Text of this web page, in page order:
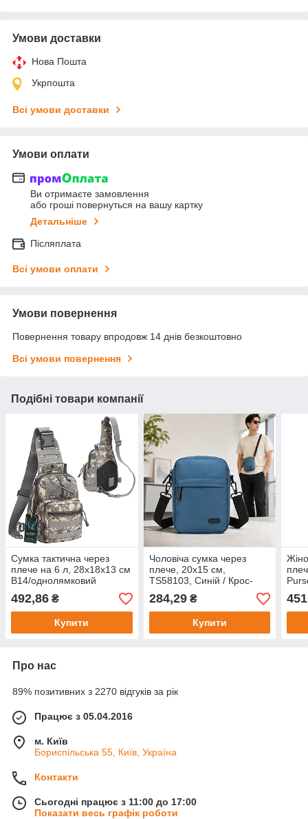
Умови доставки
Нова Пошта
Укрпошта
Всі умови доставки
Умови оплати
Ви отримаєте замовлення
або гроші повернуться на вашу картку
Детальніше
Післяплата
Всі умови оплати
Умови повернення
Повернення товару впродовж 14 днів безкоштовно
Всі умови повернення
Подібні товари компанії
Сумка тактична через
плече на 6 л, 28х18х13 см
B14/однолямковий
тактичний рюкзак/Війний
рюкзак Піксель
492,86 ₴
Купити
Чоловіча сумка через
плече, 20х15 см,
TS58103, Синій / Крос-
боді для чоловіків / Сумка
для чоловіків / Чоловіча
сумка
284,29₴
Купити
Про нас
89% позитивних з 2270 відгуків за рік
Працює з 05.04.2016
м. Київ
Бориспільська 55, Київ, Україна
Контакти
Сьогодні працює з 11:00 до 17:00
Показати весь графік роботи